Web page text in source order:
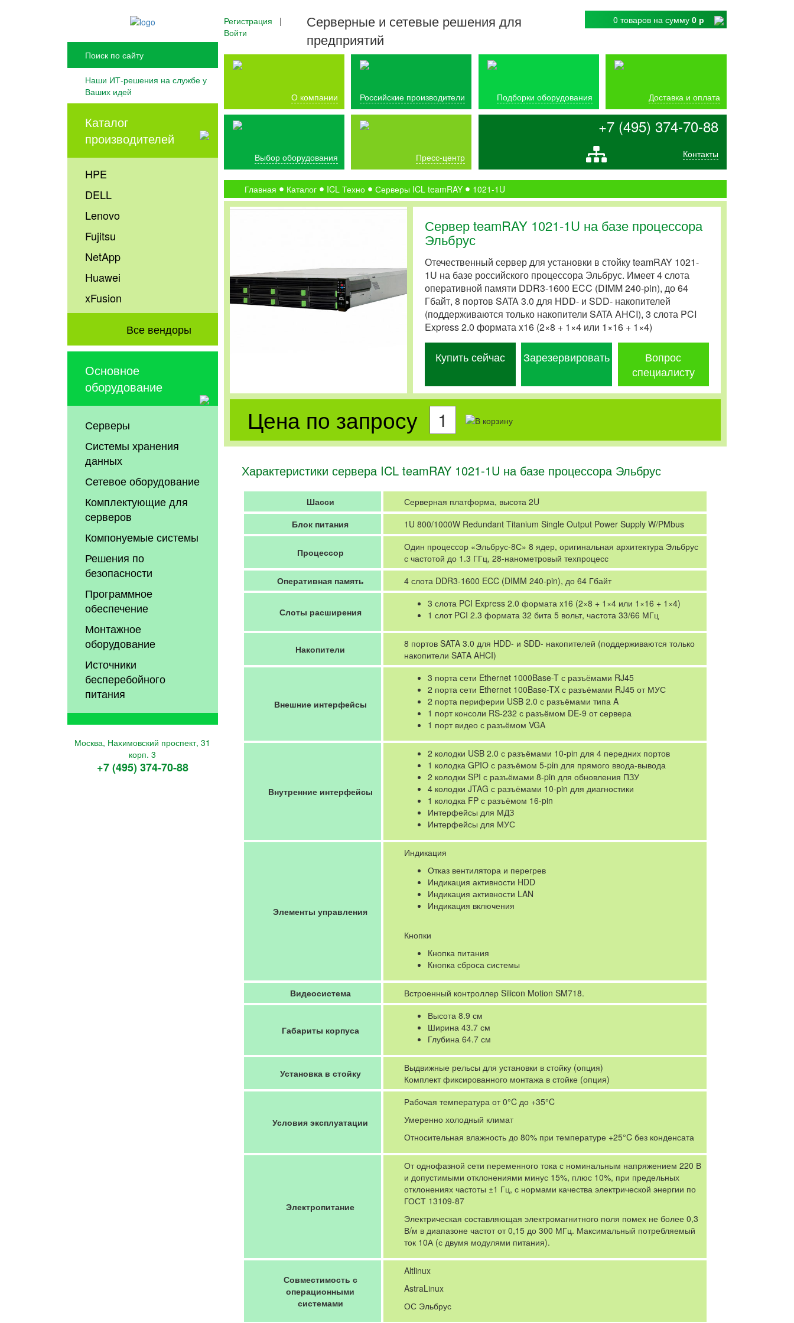
Наши ИТ-решения на службе у
Ваших идей
Каталог
производителей
HPE
DELL
Lenovo
Fujitsu
NetApp
Huawei
xFusion
Все вендоры
Основное
оборудование
Серверы
Системы хранения
данных
Сетевое оборудование
Комплектующие для
серверов
Компонуемые системы
Решения по
безопасности
Программное
обеспечение
Монтажное
оборудование
Источники
бесперебойного
питания
Москва, Нахимовский проспект, 31
корп. 3
+7 (495) 374-70-88
Регистрация |
Войти
Серверные и сетевые решения для
предприятий
0 товаров на сумму 0 р
О компании Российские производители Подборки оборудования Доставка и оплата
Выбор оборудования Пресс-центр
+7 (495) 374-70-88
Контакты
Главная Каталог ICL Техно Серверы ICL teamRAY 1021-1U
Сервер teamRAY 1021-1U на базе процессора
Эльбрус
Отечественный сервер для установки в стойку teamRAY 1021-
1U на базе российского процессора Эльбрус. Имеет 4 слота
оперативной памяти DDR3-1600 ECC (DIMM 240-pin), до 64
Гбайт, 8 портов SATA 3.0 для HDD- и SDD- накопителей
(поддерживаются только накопители SATA AHCI), 3 слота PCI
Express 2.0 формата x16 (2×8 + 1×4 или 1×16 + 1×4)
Купить сейчас Зарезервировать
Вопрос
специалисту
Цена по запросу
Характеристики сервера ICL teamRAY 1021-1U на базе процессора Эльбрус
Шасси
Серверная платформа, высота 2U
Блок питания
1U 800/1000W Redundant Titanium Single Output Power Supply W/PMbus
Процессор
Один процессор «Эльбрус-8С» 8 ядер, оригинальная архитектура Эльбрус
с частотой до 1.3 ГГц, 28-нанометровый техпроцесс
Оперативная память
4 слота DDR3-1600 ECC (DIMM 240-pin), до 64 Гбайт
Слоты расширения
3 слота PCI Express 2.0 формата x16 (2×8 + 1×4 или 1×16 + 1×4)
1 слот PCI 2.3 формата 32 бита 5 вольт, частота 33/66 МГц
Накопители
8 портов SATA 3.0 для HDD- и SDD- накопителей (поддерживаются только
накопители SATA AHCI)
Внешние интерфейсы
3 порта сети Ethernet 1000Base-T с разъёмами RJ45
2 порта сети Ethernet 100Base-TX с разъёмами RJ45 от МУС
2 порта периферии USB 2.0 с разъёмами типа A
1 порт консоли RS-232 с разъёмом DE-9 от сервера
1 порт видео с разъёмом VGA
Внутренние интерфейсы
2 колодки USB 2.0 с разъёмами 10-pin для 4 передних портов
1 колодка GPIO с разъёмом 5-pin для прямого ввода-вывода
2 колодки SPI с разъёмами 8-pin для обновления ПЗУ
4 колодки JTAG с разъёмами 10-pin для диагностики
1 колодка FP с разъёмом 16-pin
Интерфейсы для МДЗ
Интерфейсы для МУС
Элементы управления
Индикация
Отказ вентилятора и перегрев
Индикация активности HDD
Индикация активности LAN
Индикация включения
Кнопки
Кнопка питания
Кнопка сброса системы
Видеосистема Встроенный контроллер Silicon Motion SM718.
Габариты корпуса
Высота 8.9 см
Ширина 43.7 см
Глубина 64.7 см
Установка в стойку
Выдвижные рельсы для установки в стойку (опция)
Комплект фиксированного монтажа в стойке (опция)
Условия эксплуатации
Рабочая температура от 0°C до +35°C
Умеренно холодный климат
Относительная влажность до 80% при температуре +25°C без конденсата
Электропитание
От однофазной сети переменного тока с номинальным напряжением 220 В
и допустимыми отклонениями минус 15%, плюс 10%, при предельных
отклонениях частоты ±1 Гц, с нормами качества электрической энергии по
ГОСТ 13109-87
Электрическая составляющая электромагнитного поля помех не более 0,3
В/м в диапазоне частот от 0,15 до 300 МГц. Максимальный потребляемый
ток 10А (с двумя модулями питания).
Совместимость с
операционными
системами
Altlinux
AstraLinux
ОС Эльбрус